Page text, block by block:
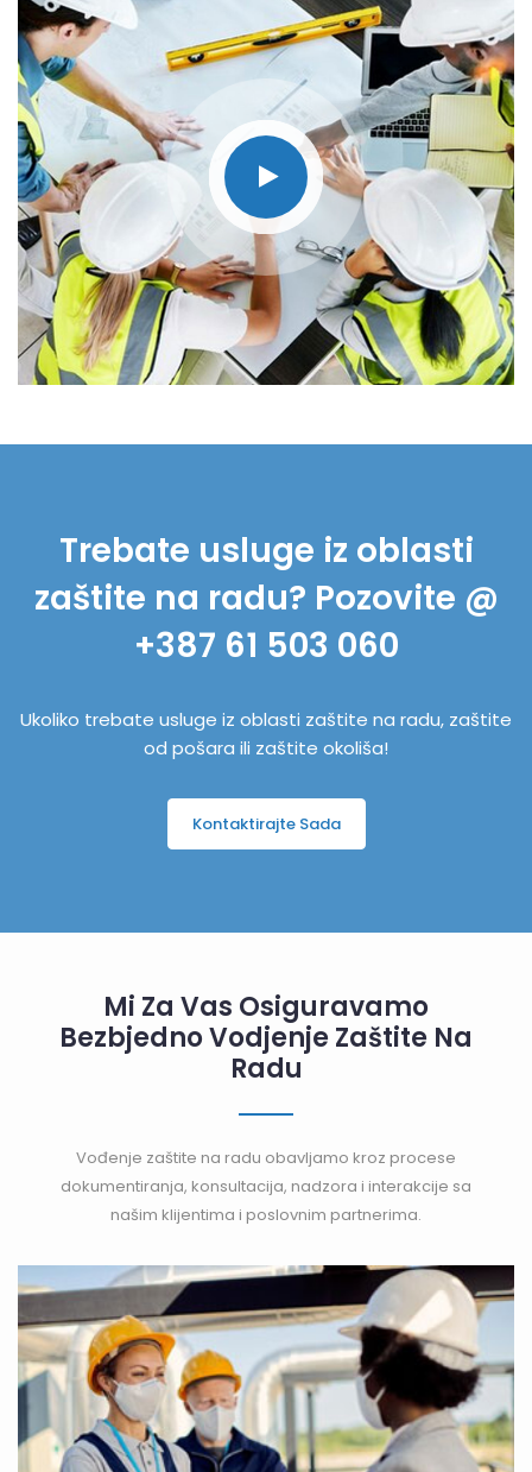
Trebate usluge iz oblasti
zaštite na radu? Pozovite @
+387 61 503 060
Ukoliko trebate usluge iz oblasti zaštite na radu, zaštite
od pošara ili zaštite okoliša!
Kontaktirajte Sada
Mi Za Vas Osiguravamo
Bezbjedno Vodjenje Zaštite Na
Radu
Vođenje zaštite na radu obavljamo kroz procese
dokumentiranja, konsultacija, nadzora i interakcije sa
našim klijentima i poslovnim partnerima.